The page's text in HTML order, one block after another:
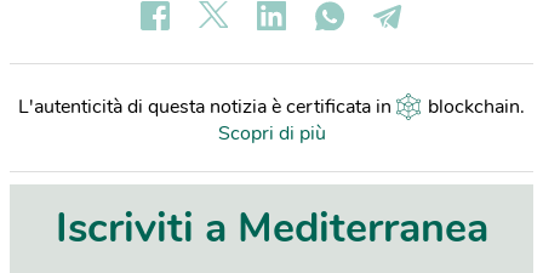
L'autenticità di questa notizia è certificata in blockchain.
Scopri di più
Iscriviti a Mediterranea